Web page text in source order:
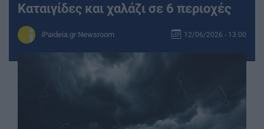
Καταιγίδες και χαλάζι σε 6 περιοχές
iPaideia.gr Newsroom 12/06/2026 - 13:00